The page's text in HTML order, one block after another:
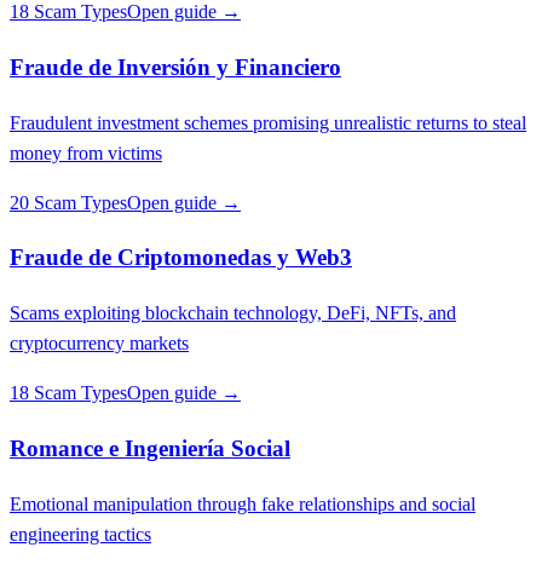
18 Scam TypesOpen guide →
Fraude de Inversión y Financiero
Fraudulent investment schemes promising unrealistic returns to steal
money from victims
20 Scam TypesOpen guide →
Fraude de Criptomonedas y Web3
Scams exploiting blockchain technology, DeFi, NFTs, and
cryptocurrency markets
18 Scam TypesOpen guide →
Romance e Ingeniería Social
Emotional manipulation through fake relationships and social
engineering tactics